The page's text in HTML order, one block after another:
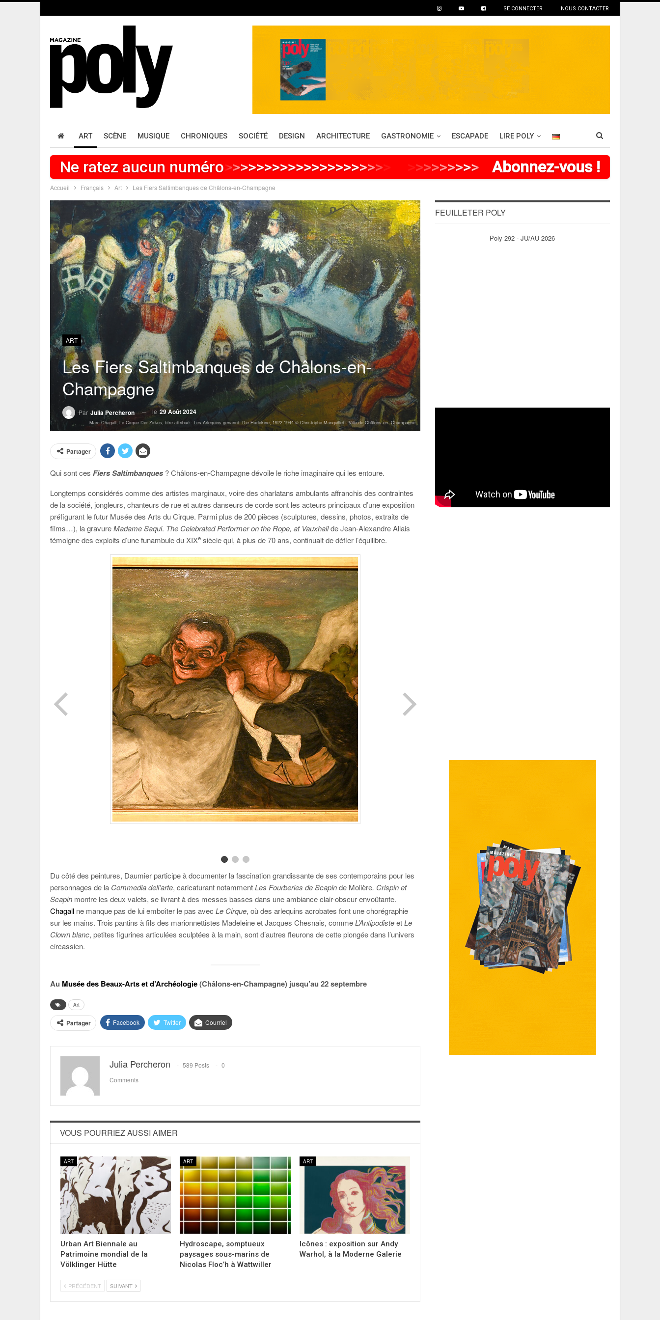
SE CONNECTER NOUS CONTACTER
ART SCÈNE MUSIQUE CHRONIQUES SOCIÉTÉ DESIGN ARCHITECTURE GASTRONOMIE ESCAPADE LIRE POLY
Ne ratez aucun numéro >>>>>>>>>>>>>>>>>>>> >>>>>>> Abonnez-vous !
Accueil Français Art Les Fiers Saltimbanques de Châlons-en-Champagne
ART
Les Fiers Saltimbanques de Châlons-en-
Champagne
Par Julia Percheron le 29 Août 2024
Marc Chagall, Le Cirque Der Zirkus, titre attribué : Les Arlequins genannt: Die Harlekine, 1922-1944 © Christophe Manquillet - Ville de Châlons-en- Champagne
Partager
Qui sont ces Fiers Saltimbanques? Châlons-en-Champagne dévoile le riche imaginaire qui les entoure.
Longtemps considérés comme des artistes marginaux, voire des charlatans ambulants affranchis des contraintes
de la société, jongleurs, chanteurs de rue et autres danseurs de corde sont les acteurs principaux d’une exposition
préfigurant le futur Musée des Arts du Cirque. Parmi plus de 200 pièces (sculptures, dessins, photos, extraits de
films…), la gravureMadame Saqui. The Celebrated Performer on the Rope, at Vauxhallde Jean-Alexandre Allais
témoigne des exploits d’une funambule du XIXe siècle qui, à plus de 70 ans, continuait de défier l’équilibre.
Du côté des peintures, Daumier participe à documenter la fascination grandissante de ses contemporains pour les
personnages de la Commedia dell’arte, caricaturant notammentLes Fourberies de Scapinde Molière. Crispin et
Scapin montre les deux valets, se livrant à des messes basses dans une ambiance clair-obscur envoûtante.
Chagall ne manque pas de lui emboîter le pas avec Le Cirque, où des arlequins acrobates font une chorégraphie
sur les mains. Trois pantins à fils des marionnettistes Madeleine et Jacques Chesnais, commeL’AntipodisteetLe
Clown blanc, petites figurines articulées sculptées à la main, sont d’autres fleurons de cette plongée dans l’univers
circassien.
Au Musée des Beaux-Arts et d’Archéologie(Châlons-en-Champagne) jusqu’au 22 septembre
Art
Partager Facebook Twitter Courriel
Julia Percheron 589 Posts
0
Comments
VOUS POURRIEZ AUSSI AIMER
ART
Urban Art Biennale au
Patrimoine mondial de la
Völklinger Hütte
ART
Hydroscape, somptueux
paysages sous-marins de
Nicolas Floc’h à Wattwiller
ART
Icônes : exposition sur Andy
Warhol, à la Moderne Galerie
PRÉCÉDENT SUIVANT
FEUILLETER POLY
Poly 292 - JU/AU 2026